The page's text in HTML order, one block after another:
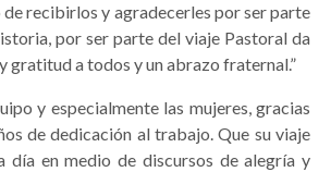
de recibirlos y agradecerles por ser parte
por ser parte del viaje Pastoral da
gratitud a todos y un abrazo fraternal.”
y especialmente las mujeres, gracias
de dedicación al trabajo. Que su viaje
día en medio de discursos de alegría y